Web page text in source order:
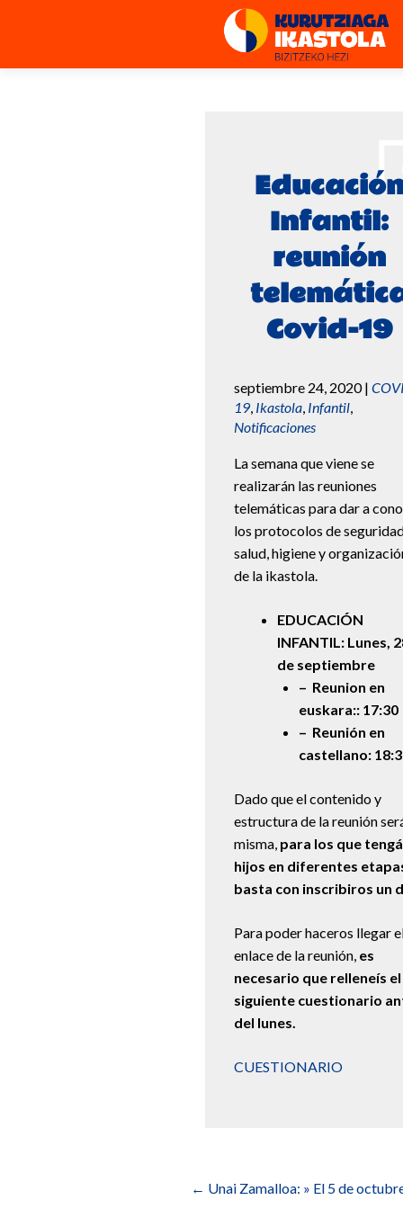
Infantil:
reunión
Covid-19
septiembre 24, 2020|
19, Ikastola, Infantil,
Notificaciones
La semana que viene se
realizarán las reuniones
telemáticas para dar a
los protocolos de
salud, higiene y
de la ikastola.
EDUCACIÓN
INFANTIL: Lunes,
de septiembre
– Reunion en
euskara:: 17:30
– Reunión en
castellano:
Dado que el contenido y
estructura de la reunión
misma, para los que
hijos en diferentes
basta con inscribiros un
Para poder haceros llegar
enlace de la reunión, es
necesario que relleneís el
siguiente cuestionario
del lunes.
CUESTIONARIO
de
← Unai Zamalloa: » El 5 de